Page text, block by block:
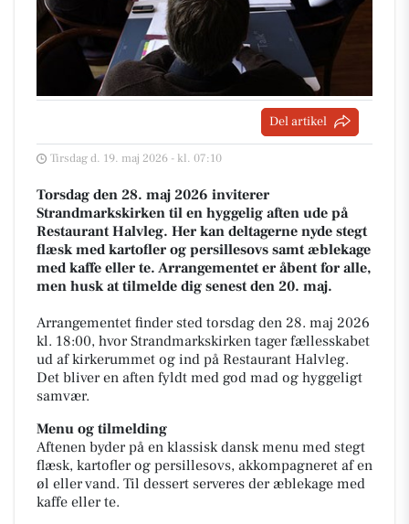
Del artikel
Tirsdag d. 19. maj 2026 - kl. 07:10
Torsdag den 28. maj 2026 inviterer
Strandmarkskirken til en hyggelig aften ude på
Restaurant Halvleg. Her kan deltagerne nyde stegt
flæsk med kartofler og persillesovs samt æblekage
med kaffe eller te. Arrangementet er åbent for alle,
men husk at tilmelde dig senest den 20. maj.
Arrangementet finder sted torsdag den 28. maj 2026
kl. 18:00, hvor Strandmarkskirken tager fællesskabet
ud af kirkerummet og ind på Restaurant Halvleg.
Det bliver en aften fyldt med god mad og hyggeligt
samvær.
Menu og tilmelding
Aftenen byder på en klassisk dansk menu med stegt
flæsk, kartofler og persillesovs, akkompagneret af en
øl eller vand. Til dessert serveres der æblekage med
kaffe eller te.